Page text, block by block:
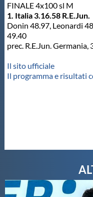
FINALE 4x100 sl M
1. Italia 3.16.58 R.E.Jun.
Donin 48.97, Leonardi
49.40
prec. R.E.Jun. Germania,
Il sito ufficiale
Il programma e risultati